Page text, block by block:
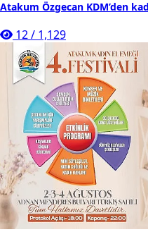
Atakum Özgecan KDM’den
12/ 1,129